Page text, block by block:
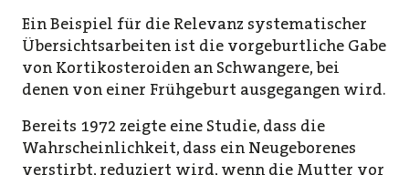
Ein Beispiel für die Relevanz systematischer
Übersichtsarbeiten ist die vorgeburtliche Gabe
von Kortikosteroiden an Schwangere, bei
denen von einer Frühgeburt ausgegangen wird.
Bereits 1972 zeigte eine Studie, dass die
Wahrscheinlichkeit, dass ein Neugeborenes
verstirbt, reduziert wird, wenn die Mutter vor